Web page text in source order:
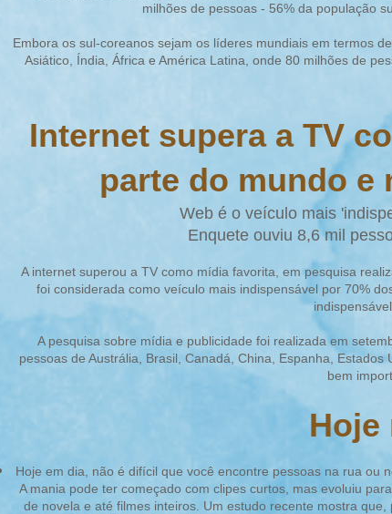
milhões de pessoas - 56% da população
Embora os sul-coreanos sejam os líderes mundiais em termos
Asiático, Índia, África e América Latina, onde 80 milhões de
Internet supera a TV
parte do mundo e
Web é o veículo mais
Enquete ouviu 8,6 mil
A internet superou a TV como mídia favorita, em pesquisa
foi considerada como veículo mais indispensável por 70%
A pesquisa sobre mídia e publicidade foi realizada em
pessoas de Austrália, Brasil, Canadá, China, Espanha,
bem
Hoje
Hoje em dia, não é difícil que você encontre pessoas na rua ou
A mania pode ter começado com clipes curtos, mas evoluiu
de novela e até filmes inteiros. Um estudo recente mostra